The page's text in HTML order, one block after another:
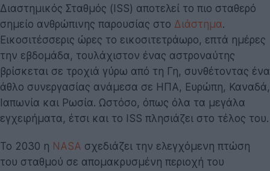
Διαστημικός Σταθμός (ISS) αποτελεί το πιο σταθερό
σημείο ανθρώπινης παρουσίας στο Διάστημα.
Εικοσιτέσσερις ώρες το εικοσιτετράωρο, επτά ημέρες
την εβδομάδα, τουλάχιστον ένας αστροναύτης
βρίσκεται σε τροχιά γύρω από τη Γη, συνθέτοντας ένα
άθλο συνεργασίας ανάμεσα σε ΗΠΑ, Ευρώπη, Καναδά,
Ιαπωνία και Ρωσία. Ωστόσο, όπως όλα τα μεγάλα
εγχειρήματα, έτσι και το ISS πλησιάζει στο τέλος του.
Το 2030 η NASA σχεδιάζει την ελεγχόμενη πτώση
του σταθμού σε απομακρυσμένη περιοχή του